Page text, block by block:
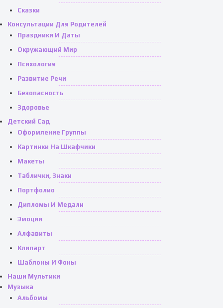
Сказки
Консультации Для Родителей
Праздники И Даты
Окружающий Мир
Психология
Развитие Речи
Безопасность
Здоровье
Детский Сад
Оформление Группы
Картинки На Шкафчики
Макеты
Таблички, Знаки
Портфолио
Дипломы И Медали
Эмоции
Алфавиты
Клипарт
Шаблоны И Фоны
Наши Мультики
Музыка
Альбомы